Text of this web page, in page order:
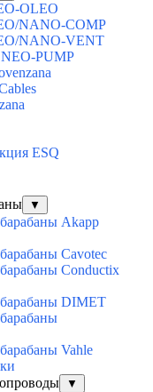
OLEO
NANO-COMP
NANO-VENT
PUMP
ESQ
▼
Akapp
Cavotec
Conductix
DIMET
Vahle
▼